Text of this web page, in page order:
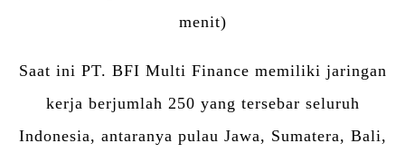
menit)
Saat ini PT. BFI Multi Finance memiliki jaringan
kerja berjumlah 250 yang tersebar seluruh
Indonesia, antaranya pulau Jawa, Sumatera, Bali,